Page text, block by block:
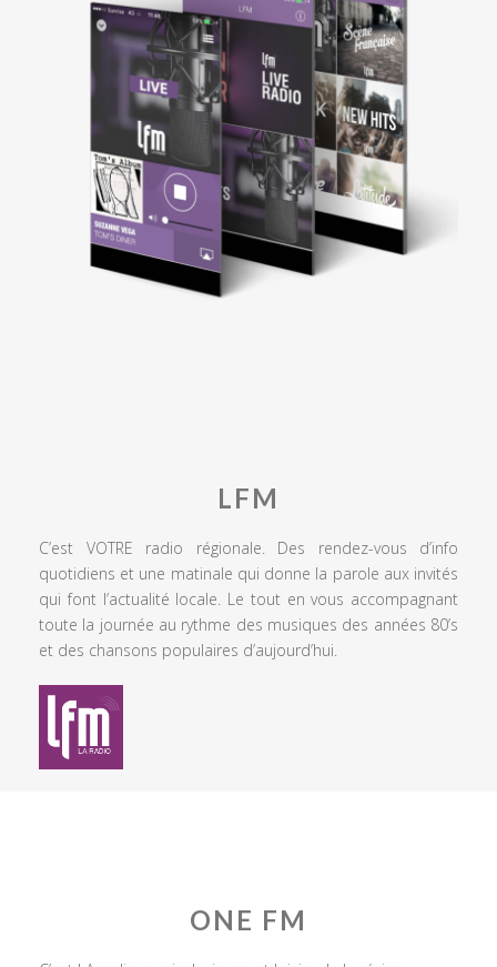
LFM
C’est VOTRE radio régionale. Des rendez-vous d’info
quotidiens et une matinale qui donne la parole aux invités
qui font l’actualité locale. Le tout en vous accompagnant
toute la journée au rythme des musiques des années 80’s
et des chansons populaires d’aujourd’hui.
ONE FM